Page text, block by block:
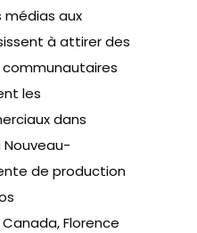
aux
à attirer des
communautaires
les
dans
de production
Florence